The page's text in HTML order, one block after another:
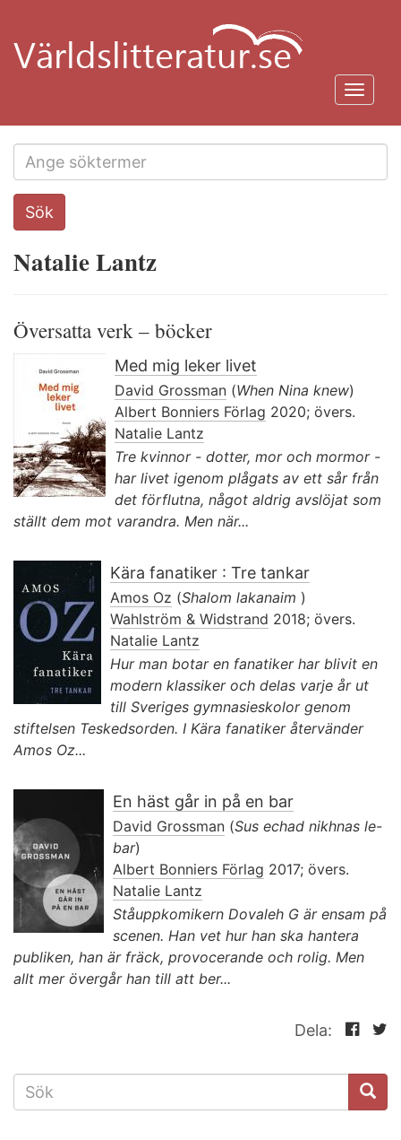
huvudinnehåll
Search
this
Sök
Natalie Lantz
Översatta verk – böcker
Med mig leker livet
David Grossman (When Nina knew)
Albert Bonniers Förlag 2020; övers.
Natalie Lantz
Tre kvinnor - dotter, mor och mormor -
har livet igenom plågats av ett sår från
det förflutna, något aldrig avslöjat som
ställt dem mot varandra. Men när...
Kära fanatiker : Tre tankar
Amos Oz (Shalom lakanaim )
Wahlström & Widstrand 2018; övers.
Natalie Lantz
Hur man botar en fanatiker har blivit en
modern klassiker och delas varje år ut
till Sveriges gymnasieskolor genom
stiftelsen Teskedsorden. I Kära fanatiker återvänder
Amos Oz...
En häst går in på en bar
David Grossman (Sus echad nikhnas le-
bar)
Albert Bonniers Förlag 2017; övers.
Natalie Lantz
Ståuppkomikern Dovaleh G är ensam på
scenen. Han vet hur han ska hantera
publiken, han är fräck, provocerande och rolig. Men
allt mer övergår han till att ber...
Dela:
SÖKFORMULÄR